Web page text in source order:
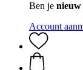
Ben je nieuw
Account